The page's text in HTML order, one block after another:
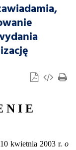
N I E
kwietnia 2003 r. o